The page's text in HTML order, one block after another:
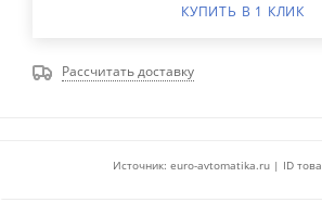
КУПИТЬ В 1 КЛИК
Рассчитать доставку
Источник: euro-avtomatika.ru | ID